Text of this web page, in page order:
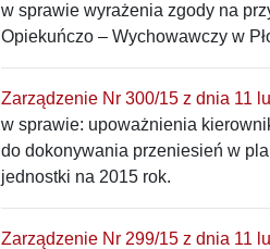
w sprawie wyrażenia zgody na
Opiekuńczo – Wychowawczy w
Zarządzenie Nr 300/15 z dnia 11
w sprawie: upoważnienia
do dokonywania przeniesień w
jednostki na 2015 rok.
Zarządzenie Nr 299/15 z dnia 11